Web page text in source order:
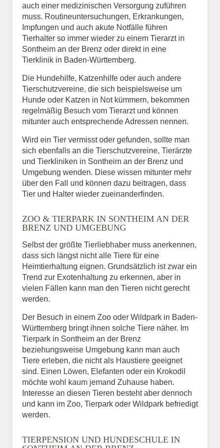
auch einer medizinischen Versorgung zuführen
muss. Routineuntersuchungen, Erkrankungen,
Impfungen und auch akute Notfälle führen
Tierhalter so immer wieder zu einem Tierarzt in
Sontheim an der Brenz oder direkt in eine
Tierklinik in Baden-Württemberg.
Die Hundehilfe, Katzenhilfe oder auch andere
Tierschutzvereine, die sich beispielsweise um
Hunde oder Katzen in Not kümmern, bekommen
regelmäßig Besuch vom Tierarzt und können
mitunter auch entsprechende Adressen nennen.
Wird ein Tier vermisst oder gefunden, sollte man
sich ebenfalls an die Tierschutzvereine, Tierärzte
und Tierkliniken in Sontheim an der Brenz und
Umgebung wenden. Diese wissen mitunter mehr
über den Fall und können dazu beitragen, dass
Tier und Halter wieder zueinanderfinden.
ZOO & TIERPARK IN SONTHEIM AN DER
BRENZ UND UMGEBUNG
Selbst der größte Tierliebhaber muss anerkennen,
dass sich längst nicht alle Tiere für eine
Heimtierhaltung eignen. Grundsätzlich ist zwar ein
Trend zur Exotenhaltung zu erkennen, aber in
vielen Fällen kann man den Tieren nicht gerecht
werden.
Der Besuch in einem Zoo oder Wildpark in Baden-
Württemberg bringt ihnen solche Tiere näher. Im
Tierpark in Sontheim an der Brenz
beziehungsweise Umgebung kann man auch
Tiere erleben, die nicht als Haustiere geeignet
sind. Einen Löwen, Elefanten oder ein Krokodil
möchte wohl kaum jemand Zuhause haben.
Interesse an diesen Tieren besteht aber dennoch
und kann im Zoo, Tierpark oder Wildpark befriedigt
werden.
TIERPENSION UND HUNDESCHULE IN